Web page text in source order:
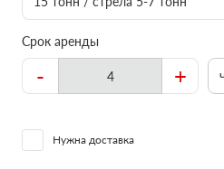
Срок аренды
- +
Нужна доставка